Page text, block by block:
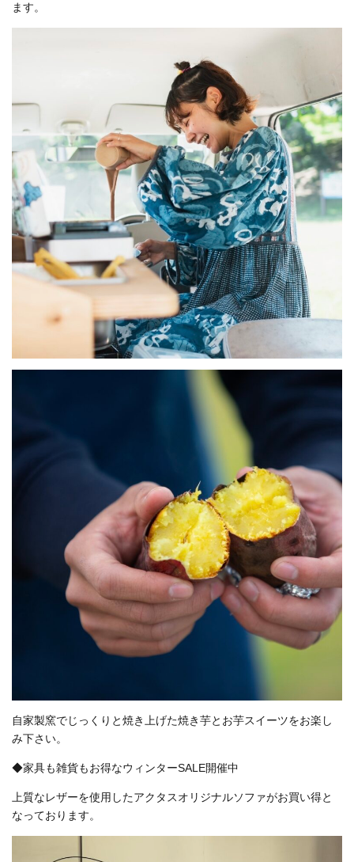
ます。
自家製窯でじっくりと焼き上げた焼き芋とお芋スイーツをお楽し
み下さい。
◆家具も雑貨もお得なウィンターSALE開催中
上質なレザーを使用したアクタスオリジナルソファがお買い得と
なっております。